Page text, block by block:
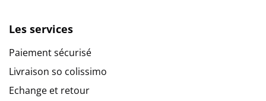
Les services
Paiement sécurisé
Livraison so colissimo
Echange et retour